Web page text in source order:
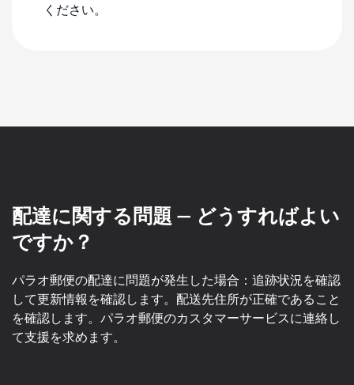
ください。
配達に関する問題 — どうすればよい
ですか？
パラオ郵便の配達に問題が発生した場合：追跡状況を確認
して更新情報を確認します。配送先住所が正確であること
を確認します。パラオ郵便のカスタマーサービスに連絡し
て支援を求めます。